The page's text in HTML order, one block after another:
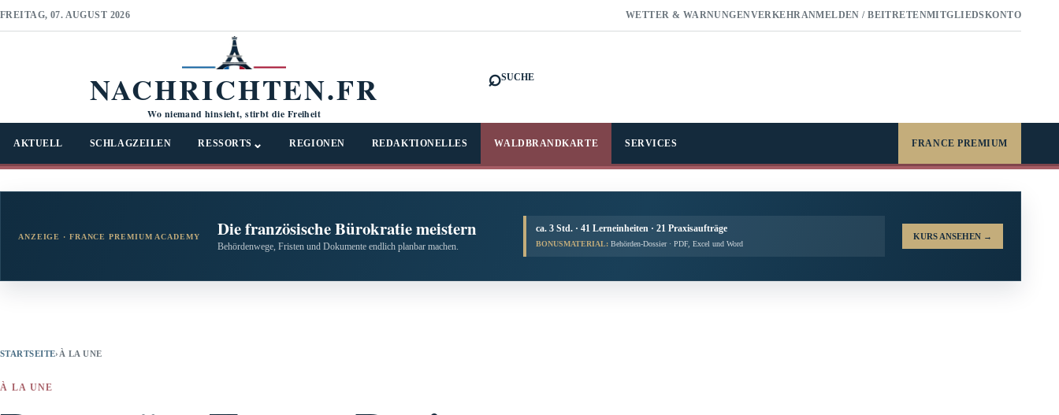
FREITAG, 07. AUGUST 2026 WETTER & WARNUNGENVERKEHRANMELDEN / BEITRETENMITGLIEDSKONTO
NACHRICHTEN.FR
Wo niemand hinsieht, stirbt die Freiheit
⌕SUCHE
AKTUELL SCHLAGZEILEN RESSORTS ⌄ REGIONEN REDAKTIONELLES WALDBRANDKARTE SERVICES FRANCE PREMIUM
ANZEIGE · FRANCE PREMIUM ACADEMY Die französische Bürokratie meistern
Behördenwege, Fristen und Dokumente endlich planbar machen.
ca. 3 Std. · 41 Lerneinheiten · 21 Praxisaufträge
BONUSMATERIAL: Behörden-Dossier · PDF, Excel und Word
KURS ANSEHEN →
STARTSEITE› À LA UNE
À LA UNE